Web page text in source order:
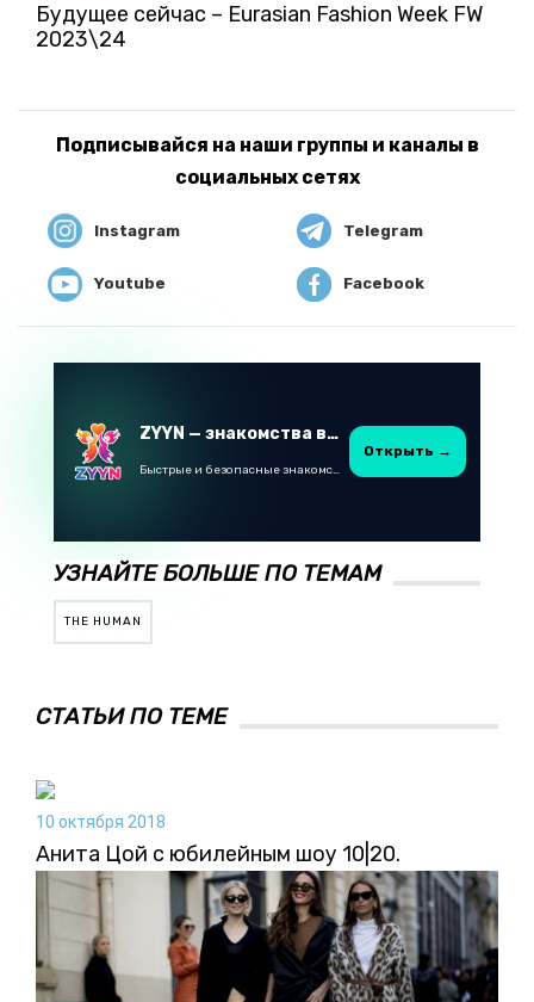
Будущее сейчас – Eurasian Fashion Week FW
2023\24
Подписывайся на наши группы и каналы в
социальных сетях
Instagram Telegram
Youtube Facebook
ZYYN — знакомства в Казахстане
Быстрые и безопасные знакомства в Telegram
Открыть →
УЗНАЙТЕ БОЛЬШЕ ПО ТЕМАМ
THE HUMAN
СТАТЬИ ПО ТЕМЕ
10 октября 2018
Анита Цой с юбилейным шоу 10|20.